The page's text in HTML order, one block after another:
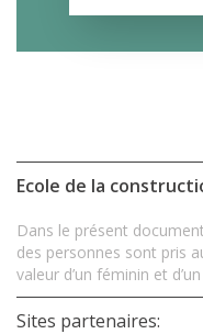
Ecole de la
Dans le présent
des personnes sont pris
valeur d’un féminin et
Sites partenaires: